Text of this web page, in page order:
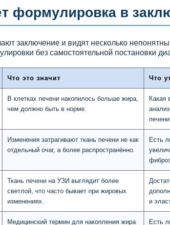
формулировка в
заключение и видят несколько
без самостоятельной постановки
Что это значит Что
В клетках печени накопилось больше жира,
чем должно быть в норме.
Какая
печени.
Изменения затрагивают ткань печени не как
отдельный очаг, а более распространённо.
Есть
Ткань печени на УЗИ выглядит более
светлой, что часто бывает при жировых
изменениях.
и
Медицинский термин для накопления жира
Есть